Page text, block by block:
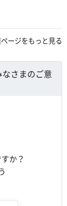
ージをもっと見る
さまのご意
か？